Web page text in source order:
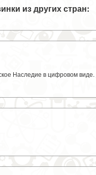
из других стран:
Наследие в цифровом виде.